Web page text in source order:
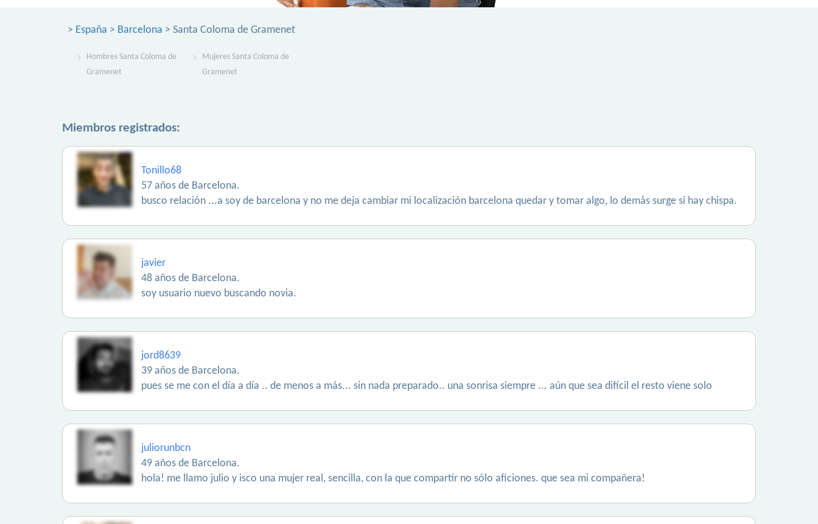
> España > Barcelona > Santa Coloma de Gramenet
Hombres Santa Coloma de
Gramenet
Mujeres Santa Coloma de
Gramenet
Miembros registrados:
Tonillo68
57 años de Barcelona.
busco relación ...a soy de barcelona y no me deja cambiar mi localización barcelona quedar y tomar algo, lo demás surge si hay chispa.
javier
48 años de Barcelona.
soy usuario nuevo buscando novia.
jord8639
39 años de Barcelona.
pues se me con el día a día .. de menos a más... sin nada preparado.. una sonrisa siempre ... aún que sea difícil el resto viene solo
juliorunbcn
49 años de Barcelona.
hola! me llamo julio y isco una mujer real, sencilla, con la que compartir no sólo aficiones. que sea mi compañera!